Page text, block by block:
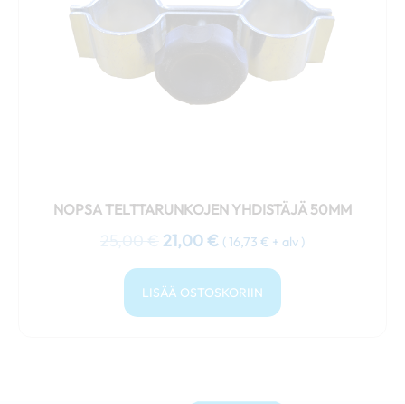
NOPSA TELTTARUNKOJEN YHDISTÄJÄ 50MM
21,00€ (16,73 € + alv )
LISÄÄ OSTOSKORIIN